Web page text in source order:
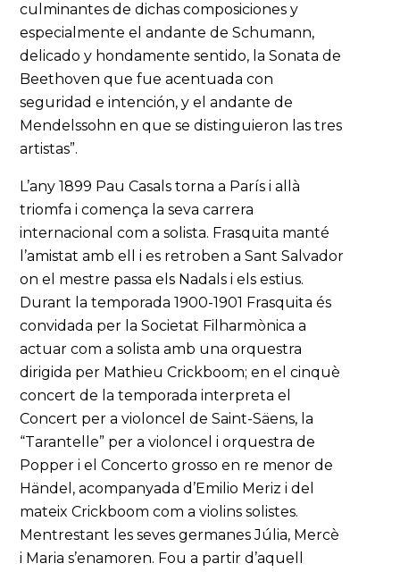
culminantes de dichas composiciones y
especialmente el andante de Schumann,
delicado y hondamente sentido, la Sonata de
Beethoven que fue acentuada con
seguridad e intención, y el andante de
Mendelssohn en que se distinguieron las tres
artistas”.
L’any 1899 Pau Casals torna a París i allà
triomfa i comença la seva carrera
internacional com a solista. Frasquita manté
l’amistat amb ell i es retroben a Sant Salvador
on el mestre passa els Nadals i els estius.
Durant la temporada 1900-1901 Frasquita és
convidada per la Societat Filharmònica a
actuar com a solista amb una orquestra
dirigida per Mathieu Crickboom; en el cinquè
concert de la temporada interpreta el
Concert per a violoncel de Saint-Säens, la
“Tarantelle” per a violoncel i orquestra de
Popper i el Concerto grosso en re menor de
Händel, acompanyada d’Emilio Meriz i del
mateix Crickboom com a violins solistes.
Mentrestant les seves germanes Júlia, Mercè
i Maria s’enamoren. Fou a partir d’aquell